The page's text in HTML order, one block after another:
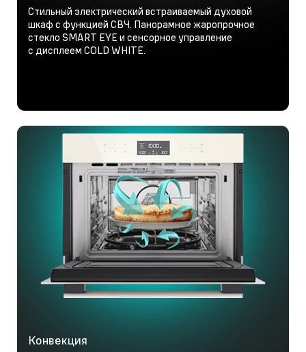
Стильный электрический встраиваемый духовой
шкаф с функцией СВЧ. Панорамное жаропрочное
стекло SMART EYE и сенсорное управление
с дисплеем COLD WHITE.
Конвекция